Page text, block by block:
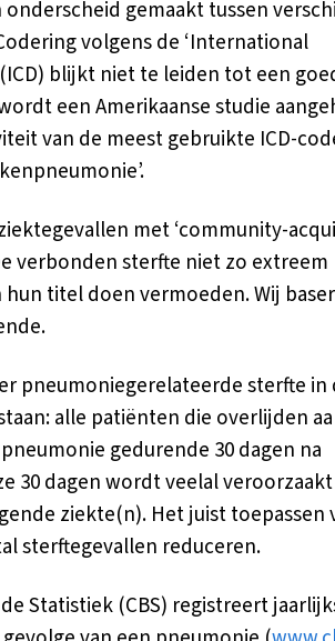
gemaakt tussen
volgens de ‘International
blijkt niet te leiden tot een
een Amerikaanse studie
van de meest gebruikte ICD-
met ‘community-
verbonden sterfte niet zo extreem
hun titel doen vermoeden. Wij
pneumoniegerelateerde sterfte in
alle patiënten die overlijden
gedurende 30 dagen na
30 dagen wordt veelal
ziekte(n). Het juist toepassen
sterftegevallen reduceren.
Statistiek (CBS) registreert